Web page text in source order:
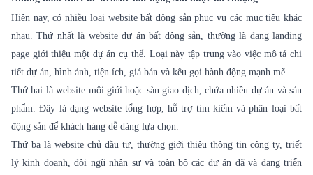
Hiện nay, có nhiều loại website bất động sản phục vụ các mục tiêu khác
nhau. Thứ nhất là website dự án bất động sản, thường là dạng landing
page giới thiệu một dự án cụ thể. Loại này tập trung vào việc mô tả chi
tiết dự án, hình ảnh, tiện ích, giá bán và kêu gọi hành động mạnh mẽ.
Thứ hai là website môi giới hoặc sàn giao dịch, chứa nhiều dự án và sản
phẩm. Đây là dạng website tổng hợp, hỗ trợ tìm kiếm và phân loại bất
động sản để khách hàng dễ dàng lựa chọn.
Thứ ba là website chủ đầu tư, thường giới thiệu thông tin công ty, triết
lý kinh doanh, đội ngũ nhân sự và toàn bộ các dự án đã và đang triển